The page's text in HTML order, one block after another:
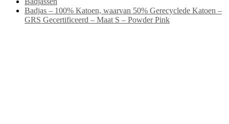
Badjas – 100% Katoen, waarvan 50% Gerecyclede Katoen –
GRS Gecertificeerd – Maat S – Powder Pink